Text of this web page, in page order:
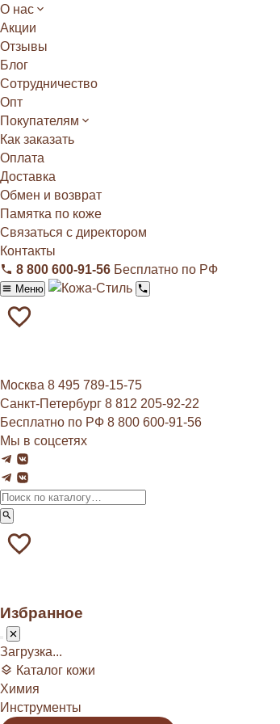
О нас
Акции
Отзывы
Блог
Сотрудничество
Опт
Покупателям
Как заказать
Оплата
Доставка
Обмен и возврат
Памятка по коже
Связаться с директором
Контакты
8 800 600‑91‑56 Бесплатно по РФ
Меню
Москва 8 495 789‑15‑75
Санкт-Петербург 8 812 205‑92‑22
Бесплатно по РФ 8 800 600‑91‑56
Мы в соцсетях
Избранное
Загрузка...
Каталог кожи
Химия
Инструменты